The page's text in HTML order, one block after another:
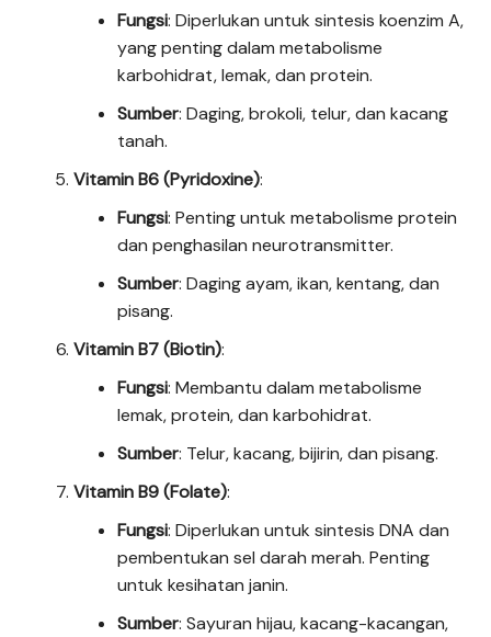
Fungsi: Diperlukan untuk sintesis koenzim A,
yang penting dalam metabolisme
karbohidrat, lemak, dan protein.
Sumber: Daging, brokoli, telur, dan kacang
tanah.
Vitamin B6 (Pyridoxine):
Fungsi: Penting untuk metabolisme protein
dan penghasilan neurotransmitter.
Sumber: Daging ayam, ikan, kentang, dan
pisang.
Vitamin B7 (Biotin):
Fungsi: Membantu dalam metabolisme
lemak, protein, dan karbohidrat.
Sumber: Telur, kacang, bijirin, dan pisang.
Vitamin B9 (Folate):
Fungsi: Diperlukan untuk sintesis DNA dan
pembentukan sel darah merah. Penting
untuk kesihatan janin.
Sumber: Sayuran hijau, kacang-kacangan,